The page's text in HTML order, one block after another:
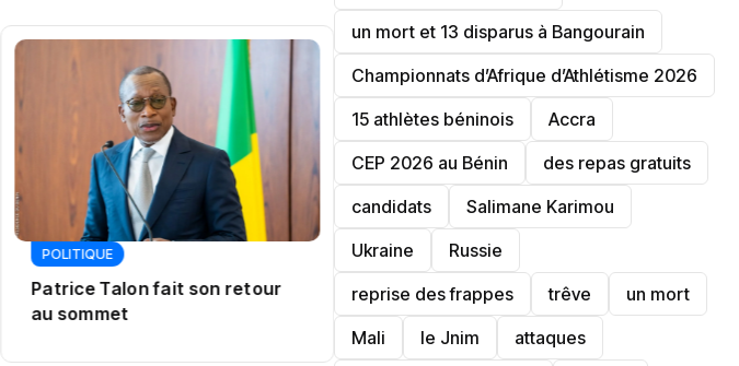
POLITIQUE
Patrice Talon fait son retour
au sommet
TRANSPORT
un mort et 13 disparus à Bangourain
‎Championnats d’Afrique d’Athlétisme 2026
15 athlètes béninois
Accra
‎CEP 2026 au Bénin
des repas gratuits
candidats
Salimane Karimou
Ukraine
Russie
reprise des frappes
trêve
un mort
Mali
le Jnim
attaques